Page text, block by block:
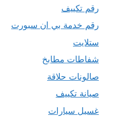
رقم تكييف
رقم خدمة بي ان سبورت
ستلايت
شفاطات مطابخ
صالونات حلاقة
صيانة تكييف
غسيل سيارات